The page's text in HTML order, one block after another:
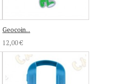
Geocoin...
12,00 €